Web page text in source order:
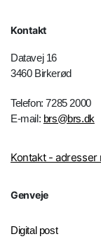
Kontakt
Datavej 16
3460 Birkerød
Telefon: 7285 2000
E-mail: brs@brs.dk
Kontakt - adresser
Genveje
Digital post